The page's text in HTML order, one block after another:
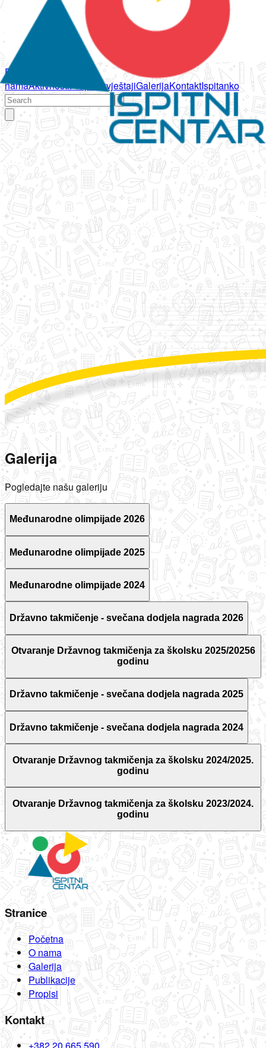
Početna
namaAktivnostiPropisi IzvještajiGalerijaKontaktIspitanko
Galerija
Pogledajte našu galeriju
Međunarodne olimpijade 2026
Međunarodne olimpijade 2025
Međunarodne olimpijade 2024
Državno takmičenje - svečana dodjela nagrada 2026
Otvaranje Državnog takmičenja za školsku 2025/20256
godinu
Državno takmičenje - svečana dodjela nagrada 2025
Državno takmičenje - svečana dodjela nagrada 2024
Otvaranje Državnog takmičenja za školsku 2024/2025.
godinu
Otvaranje Državnog takmičenja za školsku 2023/2024.
godinu
Stranice
Početna
O nama
Galerija
Publikacije
Propisi
Kontakt